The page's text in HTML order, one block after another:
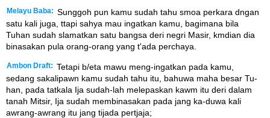
Melayu Baba: Sunggoh pun kamu sudah tahu smoa perkara dngan
satu kali juga, ttapi sahya mau ingatkan kamu, bagimana bila
Tuhan sudah slamatkan satu bangsa deri negri Masir, kmdian dia
binasakan pula orang-orang yang t'ada perchaya.
Ambon Draft: Tetapi b/eta mawu meng-ingatkan pada kamu,
sedang sakalipawn kamu sudah tahu itu, bahuwa maha besar Tu-
han, pada tatkala Ija sudah-lah melepaskan kawm itu deri dalam
tanah Mitsir, Ija sudah membinasakan pada jang ka-duwa kali
awrang-awrang itu jang tijada pertjaja;